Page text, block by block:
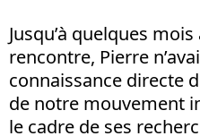
Jusqu’à quelques
rencontre, Pierre
connaissance directe
de notre mouvement
le cadre de ses